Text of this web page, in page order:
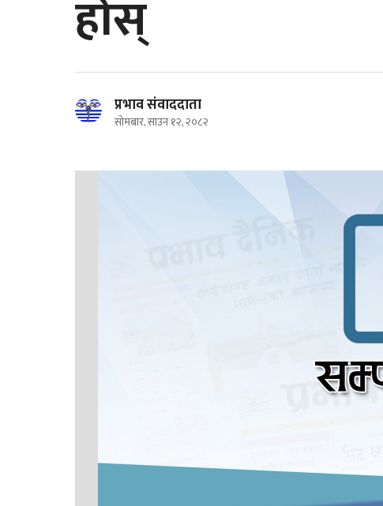
होस्
प्रभाव संवाददाता
सोमबार, साउन १२, २०८२